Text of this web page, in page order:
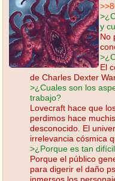
y
No
El
de Charles Dexter
>¿Cuales son los
trabajo?
Lovecraft hace que
perdimos hace
desconocido. El
irrelevancia cósmica
>¿Porque es tan
Porque el público
para digerir el daño